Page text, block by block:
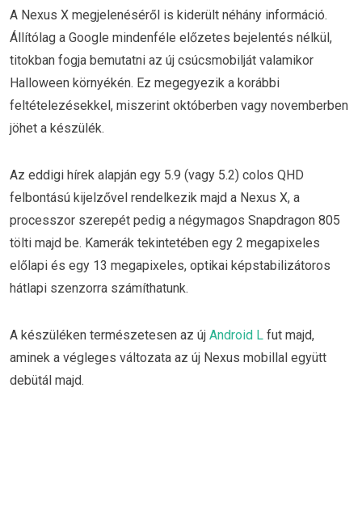
A Nexus X megjelenéséről is kiderült néhány információ.
Állítólag a Google mindenféle előzetes bejelentés nélkül,
titokban fogja bemutatni az új csúcsmobilját valamikor
Halloween környékén. Ez megegyezik a korábbi
feltételezésekkel, miszerint októberben vagy novemberben
jöhet a készülék.
Az eddigi hírek alapján egy 5.9 (vagy 5.2) colos QHD
felbontású kijelzővel rendelkezik majd a Nexus X, a
processzor szerepét pedig a négymagos Snapdragon 805
tölti majd be. Kamerák tekintetében egy 2 megapixeles
előlapi és egy 13 megapixeles, optikai képstabilizátoros
hátlapi szenzorra számíthatunk.
A készüléken természetesen az új Android L fut majd,
aminek a végleges változata az új Nexus mobillal együtt
debütál majd.